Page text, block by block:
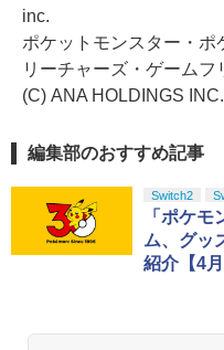
inc.
ポケットモンスター・ポ
リーチャーズ・ゲームフ
(C) ANA HOLDINGS
編集部のおすすめ記事
Switch2
「ポケ
ム、グッ
紹介【4